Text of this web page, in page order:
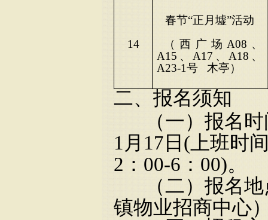
14
春节“正月墟”活动
（西广场 A08、
A15、A17、A18、
A23-1号
木亭）
二、报名须知
（一）报名
1 月 17 日(上班时
2：00-6：00)。
（二）报名
镇物业招商中心